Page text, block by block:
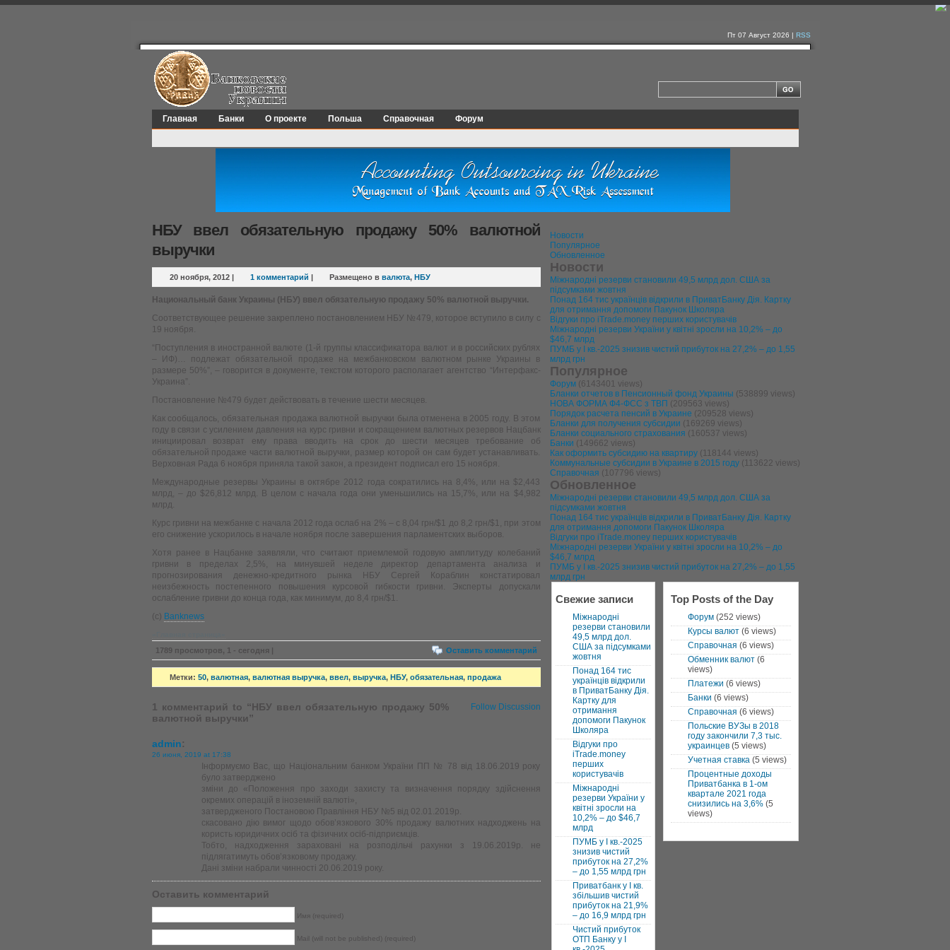
Пт 07 Август 2026 | RSS
Главная Банки О проекте Польша Справочная Форум
НБУ ввел обязательную продажу 50% валютной
выручки
20 ноября, 2012| 1 комментарий | Размещено в валюта, НБУ
Национальный банк Украины (НБУ) ввел обязательную продажу 50% валютной выручки.
Соответствующее решение закреплено постановлением НБУ №479, которое вступило в силу с
19 ноября.
“Поступления в иностранной валюте (1-й группы классификатора валют и в российских рублях
– ИФ)… подлежат обязательной продаже на межбанковском валютном рынке Украины в
размере 50%”, – говорится в документе, текстом которого располагает агентство “Интерфакс-
Украина”.
Постановление №479 будет действовать в течение шести месяцев.
Как сообщалось, обязательная продажа валютной выручки была отменена в 2005 году. В этом
году в связи с усилением давления на курс гривни и сокращением валютных резервов Нацбанк
инициировал возврат ему права вводить на срок до шести месяцев требование об
обязательной продаже части валютной выручки, размер которой он сам будет устанавливать.
Верховная Рада 6 ноября приняла такой закон, а президент подписал его 15 ноября.
Международные резервы Украины в октябре 2012 года сократились на 8,4%, или на $2,443
млрд, – до $26,812 млрд. В целом с начала года они уменьшились на 15,7%, или на $4,982
млрд.
Курс гривни на межбанке с начала 2012 года ослаб на 2% – с 8,04 грн/$1 до 8,2 грн/$1, при этом
его снижение ускорилось в начале ноября после завершения парламентских выборов.
Хотя ранее в Нацбанке заявляли, что считают приемлемой годовую амплитуду колебаний
гривни в пределах 2,5%, на минувшей неделе директор департамента анализа и
прогнозирования денежно-кредитного рынка НБУ Сергей Кораблин констатировал
неизбежность постепенного повышения курсовой гибкости гривни. Эксперты допускали
ослабление гривни до конца года, как минимум, до 8,4 грн/$1.
(c) Banknews
Оставить комментарий
1789 просмотров, 1 - сегодня |
Метки: 50, валютная, валютная выручка, ввел, выручка, НБУ, обязательная, продажа
Follow Discussion
1 комментарий to “НБУ ввел обязательную продажу 50%
валютной выручки”
admin:
26 июня, 2019 at 17:38
Інформуємо Вас, що Національним банком України ПП № 78 від 18.06.2019 року
було затверджено
зміни до «Положення про заходи захисту та визначення порядку здійснення
окремих операцій в іноземній валюті»,
затвердженого Постановою Правління НБУ №5 від 02.01.2019р.
скасовано дію вимог щодо обов’язкового 30% продажу валютних надходжень на
користь юридичних осіб та фізичних осіб-підприємців.
Тобто, надходження зараховані на розподільчі рахунки з 19.06.2019р. не
підлягатимуть обов’язковому продажу.
Дані зміни набрали чинності 20.06.2019 року.
Оставить комментарий
Имя (required)
Mail (will not be published) (required)
Новости
Популярное
Обновленное
Новости
Міжнародні резерви становили 49,5 млрд дол. США за
підсумками жовтня
Понад 164 тис українців відкрили в ПриватБанку Дія. Картку
для отримання допомоги Пакунок Школяра
Відгуки про iTrade.money перших користувачів
Міжнародні резерви України у квітні зросли на 10,2% – до
$46,7 млрд
ПУМБ у I кв.-2025 знизив чистий прибуток на 27,2% – до 1,55
млрд грн
Популярное
Форум(6143401 views)
Бланки отчетов в Пенсионный фонд Украины (538899 views)
НОВА ФОРМА Ф4-ФСС з ТВП (209563 views)
Порядок расчета пенсий в Украине (209528 views)
Бланки для получения субсидии (169269 views)
Бланки социального страхования (160537 views)
Банки (149662 views)
Как оформить субсидию на квартиру(118144 views)
Коммунальные субсидии в Украине в 2015 году(113622 views)
Справочная (107796 views)
Обновленное
Міжнародні резерви становили 49,5 млрд дол. США за
підсумками жовтня
Понад 164 тис українців відкрили в ПриватБанку Дія. Картку
для отримання допомоги Пакунок Школяра
Відгуки про iTrade.money перших користувачів
Міжнародні резерви України у квітні зросли на 10,2% – до
$46,7 млрд
ПУМБ у I кв.-2025 знизив чистий прибуток на 27,2% – до 1,55
млрд грн
Свежие записи
Міжнародні
резерви становили
49,5 млрд дол.
США за підсумками
жовтня
Понад 164 тис
українців відкрили
в ПриватБанку Дія.
Картку для
отримання
допомоги Пакунок
Школяра
Відгуки про
iTrade.money
перших
користувачів
Міжнародні
резерви України у
квітні зросли на
10,2% – до $46,7
млрд
ПУМБ у I кв.-2025
знизив чистий
прибуток на 27,2%
– до 1,55 млрд грн
Приватбанк у І кв.
збільшив чистий
прибуток на 21,9%
– до 16,9 млрд грн
Чистий прибуток
ОТП Банку у І
Top Posts of the Day
Форум(252 views)
Курсы валют(6 views)
Справочная (6 views)
Обменник валют(6
views)
Платежи (6 views)
Банки (6 views)
Справочная (6 views)
Польские ВУЗы в 2018
году закончили 7,3 тыс.
украинцев(5 views)
Учетная ставка(5 views)
Процентные доходы
Приватбанка в 1-ом
квартале 2021 года
снизились на 3,6%(5
views)